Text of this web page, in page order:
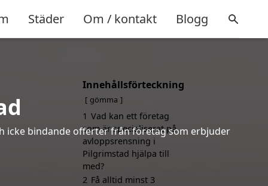
Städer Om / kontakt Blogg
icke bindande offerter från företag som erbjuder
Innehållsförteckning
gömma
1 Vad kan ett företag
som är specialiserat på
avloppsrensning i
Pilgrimstad hjälpa till
med?
2 Få alltid minst 3